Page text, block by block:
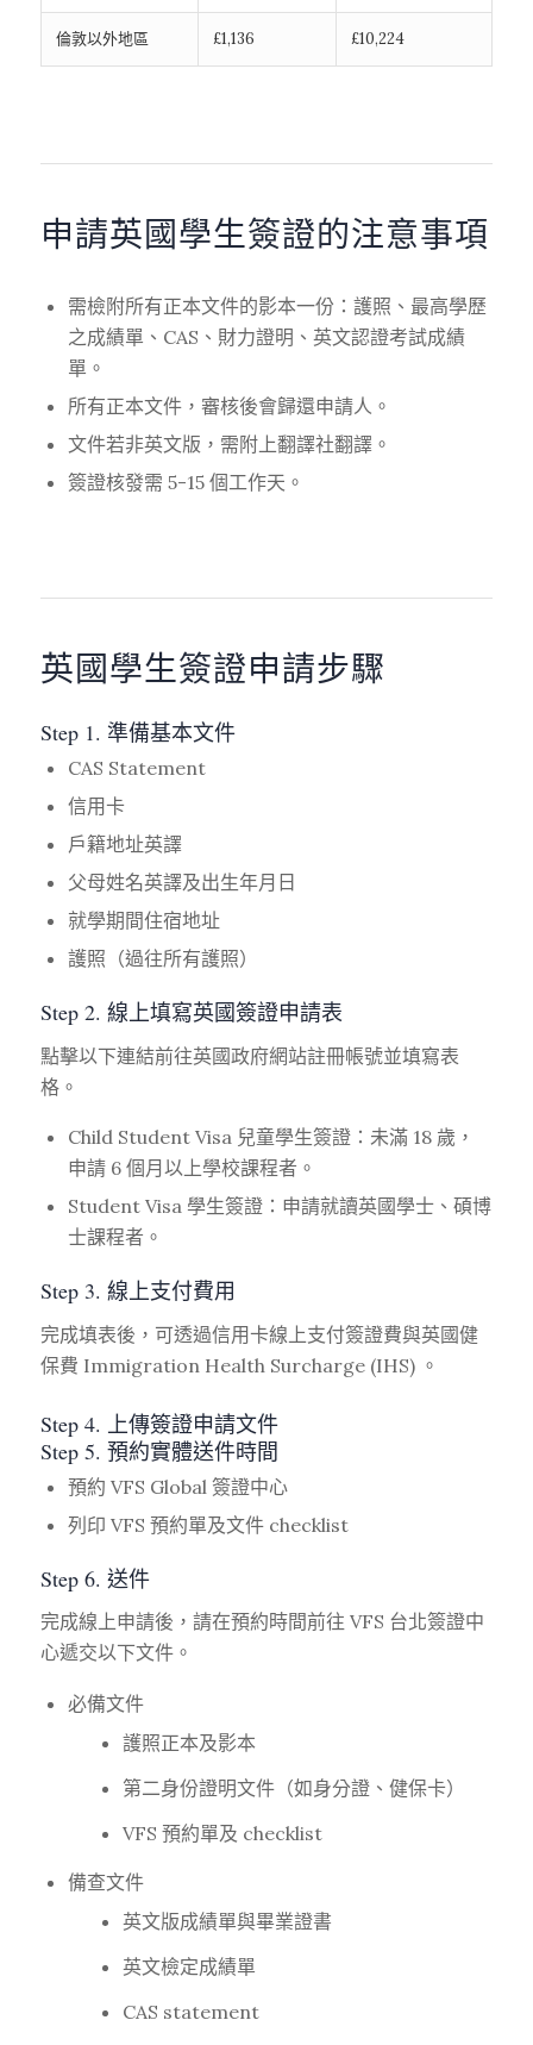
倫敦以外地區 £1,136 £10,224
申請英國學生簽證的注意事項
需檢附所有正本文件的影本一份：護照、最高學歷
之成績單、CAS、財力證明、英文認證考試成績
單。
所有正本文件，審核後會歸還申請人。
文件若非英文版，需附上翻譯社翻譯。
簽證核發需 5-15 個工作天。
英國學生簽證申請步驟
Step 1. 準備基本文件
CAS Statement
信用卡
戶籍地址英譯
父母姓名英譯及出生年月日
就學期間住宿地址
護照（過往所有護照）
Step 2. 線上填寫英國簽證申請表
點擊以下連結前往英國政府網站註冊帳號並填寫表
格。
Child Student Visa 兒童學生簽證：未滿 18 歲，
申請 6 個月以上學校課程者。
Student Visa 學生簽證：申請就讀英國學士、碩博
士課程者。
Step 3. 線上支付費用
完成填表後，可透過信用卡線上支付簽證費與英國健
保費 Immigration Health Surcharge (IHS) 。
Step 4. 上傳簽證申請文件
Step 5. 預約實體送件時間
預約 VFS Global 簽證中心
列印 VFS 預約單及文件 checklist
Step 6. 送件
完成線上申請後，請在預約時間前往 VFS 台北簽證中
心遞交以下文件。
必備文件
護照正本及影本
第二身份證明文件（如身分證、健保卡）
VFS 預約單及 checklist
備查文件
英文版成績單與畢業證書
英文檢定成績單
CAS statement